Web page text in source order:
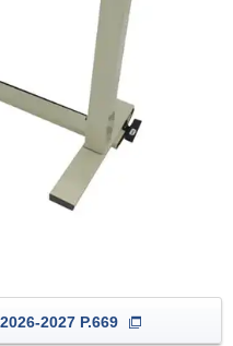
2027 P.669